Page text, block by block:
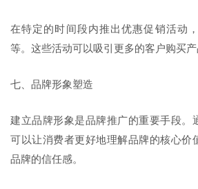
在特定的时间段内推出优惠促销活动
等。这些活动可以吸引更多的客户购买产
七、品牌形象塑造
建立品牌形象是品牌推广的重要手段。
可以让消费者更好地理解品牌的核心价
品牌的信任感。